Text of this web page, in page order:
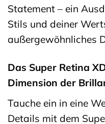
Statement – ein
Stils und deiner
außergewöhnliches
Das Super Retina
Dimension der
Tauche ein in eine
Details mit dem